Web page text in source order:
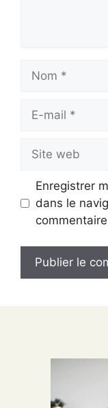
mail
web
Enregistrer
dans le